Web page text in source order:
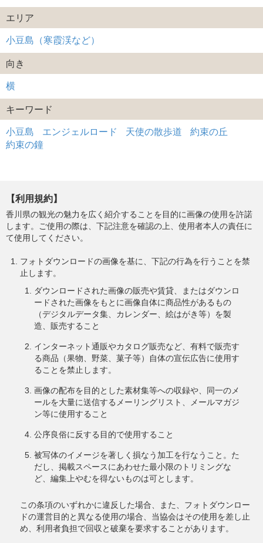
エリア
小豆島（寒霞渓など）
向き
横
キーワード
小豆島 エンジェルロード 天使の散歩道
約束の丘
約束の鐘
【利用規約】
香川県の観光の魅力を広く紹介することを目的に画像の使用を許諾
します。ご使用の際は、下記注意を確認の上、使用者本人の責任に
て使用してください。
フォトダウンロードの画像を基に、下記の行為を行うことを禁
止します。
ダウンロードされた画像の販売や賃貸、またはダウンロ
ードされた画像をもとに画像自体に商品性があるもの
（デジタルデータ集、カレンダー、絵はがき等）を製
造、販売すること
インターネット通販やカタログ販売など、有料で販売す
る商品（果物、野菜、菓子等）自体の宣伝広告に使用す
ることを禁止します。
画像の配布を目的とした素材集等への収録や、同一のメ
ールを大量に送信するメーリングリスト、メールマガジ
ン等に使用すること
公序良俗に反する目的で使用すること
被写体のイメージを著しく損なう加工を行なうこと。た
だし、掲載スペースにあわせた最小限のトリミングな
ど、編集上やむを得ないものは可とします。
この条項のいずれかに違反した場合、また、フォトダウンロー
ドの運営目的と異なる使用の場合、当協会はその使用を差し止
め、利用者負担で回収と破棄を要求することがあります。